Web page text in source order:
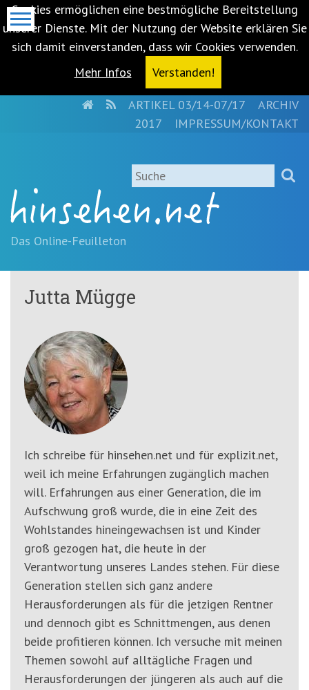
Cookies ermöglichen eine bestmögliche Bereitstellung
unserer Dienste. Mit der Nutzung der Website erklären Sie
sich damit einverstanden, dass wir Cookies verwenden.
Mehr Infos
Verstanden!
springen
(Accesskey
'1')Zur
springen
(Accesskey
springen
(Accesskey
HOMERSSARTIKEL 03/14-07/17
ARCHIV
2017
IMPRESSUM/KONTAKT
Suche
Das Online-Feuilleton
Jutta Mügge
Ich schreibe für hinsehen.net und für explizit.net,
weil ich meine Erfahrungen zugänglich machen
will. Erfahrungen aus einer Generation, die im
Aufschwung groß wurde, die in eine Zeit des
Wohlstandes hineingewachsen ist und Kinder
groß gezogen hat, die heute in der
Verantwortung unseres Landes stehen. Für diese
Generation stellen sich ganz andere
Herausforderungen als für die jetzigen Rentner
und dennoch gibt es Schnittmengen, aus denen
beide profitieren können. Ich versuche mit meinen
Themen sowohl auf alltägliche Fragen und
Herausforderungen der jüngeren als auch auf die